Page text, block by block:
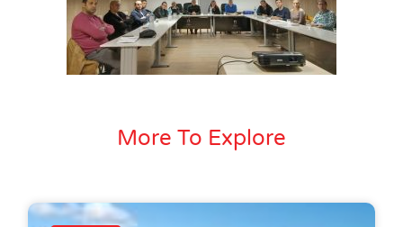
More To Explore